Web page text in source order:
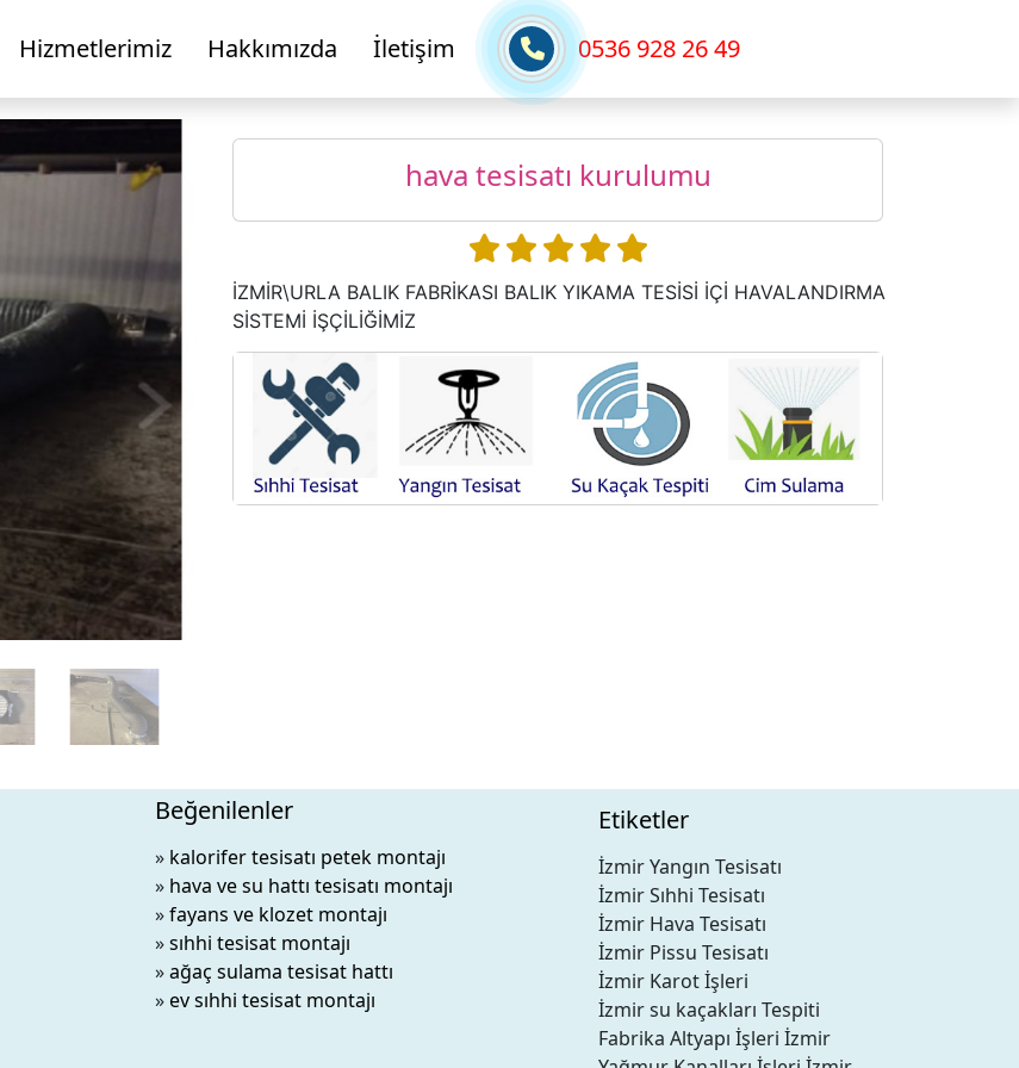
Hizmetlerimiz Hakkımızda İletişim 0536 928 26 49
hava tesisatı kurulumu
İZMİR\URLA BALIK FABRİKASI BALIK YIKAMA TESİSİ İÇİ HAVALANDIRMA
SİSTEMİ İŞÇİLİĞİMİZ
Beğenilenler
» kalorifer tesisatı petek montajı
» hava ve su hattı tesisatı montajı
»fayans ve klozet montajı
»sıhhi tesisat montajı
»ağaç sulama tesisat hattı
»ev sıhhi tesisat montajı
Etiketler
İzmir Yangın Tesisatı
İzmir Sıhhi Tesisatı
İzmir Hava Tesisatı
İzmir Pissu Tesisatı
İzmir Karot İşleri
İzmir su kaçakları Tespiti
Fabrika Altyapı İşleri İzmir